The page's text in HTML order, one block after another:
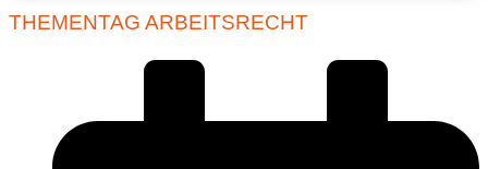
THEMENTAG ARBEITSRECHT